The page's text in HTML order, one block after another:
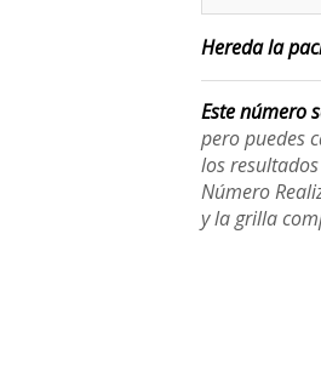
Hereda la
Este número
pero puedes
los
Número
y la grilla